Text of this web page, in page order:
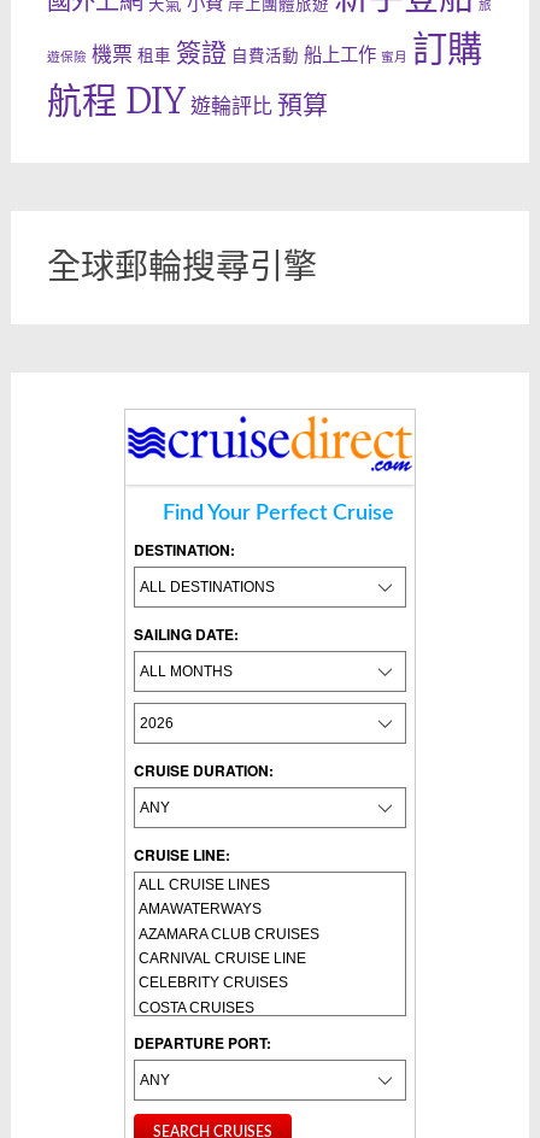
天氣 岸上團體旅遊 旅
遊保險 機票 租車 簽證 自費活動 船上工作 蜜月
訂購
航程 DIY遊輪評比預算
全球郵輪搜尋引擎
Find Your Perfect Cruise
DESTINATION:
SAILING DATE:
CRUISE DURATION:
CRUISE LINE:
DEPARTURE PORT: